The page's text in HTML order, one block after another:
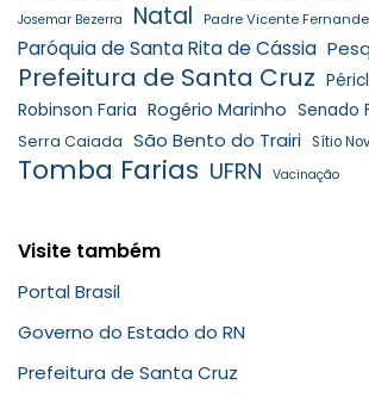
Josemar Bezerra Natal Padre Vicente
Paróquia de Santa Rita de Cássia
Prefeitura de Santa Cruz
Robinson Faria Rogério Marinho Senado
Serra Caiada São Bento do Trairi Sítio
Tomba Farias UFRN Vacinação
Visite também
Portal Brasil
Governo do Estado do RN
Prefeitura de Santa Cruz